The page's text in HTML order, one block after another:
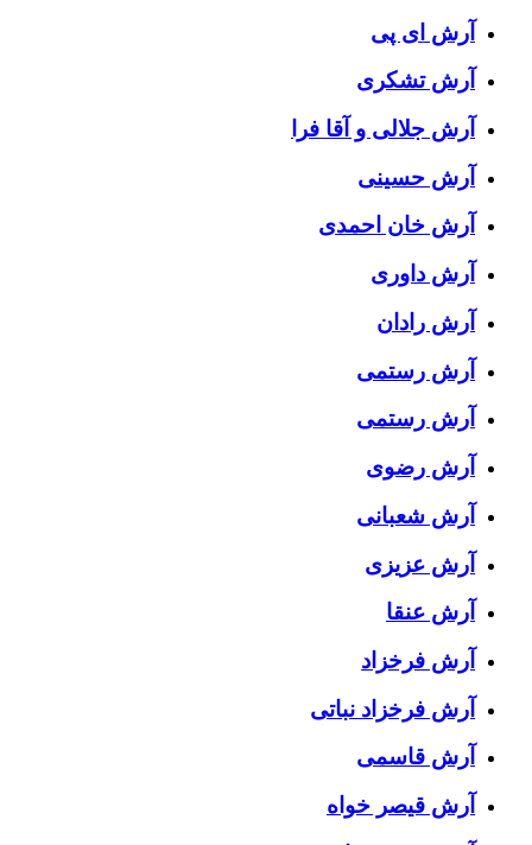
آرش ای پی
آرش تشکری
آرش جلالی و آقا فرا
آرش حسینی
آرش خان احمدی
آرش داوری
آرش رادان
آرش رستمى
آرش رستمی
آرش رضوی
آرش شعبانی
آرش عزیزی
آرش عنقا
آرش فرخزاد
آرش فرخزاد نباتی
آرش قاسمی
آرش قیصر خواه